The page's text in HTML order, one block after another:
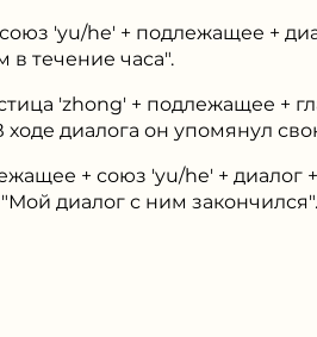
'yu/he' + подлежащее +
в течение часа".
'zhong' + подлежащее +
ходе диалога он упомянул
+ союз 'yu/he' +
"Мой диалог с ним закончился".